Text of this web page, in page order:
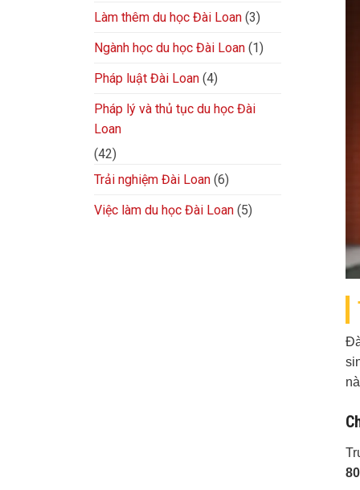
Làm thêm du học Đài Loan (3)
Ngành học du học Đài Loan (1)
Pháp luật Đài Loan (4)
Pháp lý và thủ tục du học Đài
Loan
(42)
Trải nghiệm Đài Loan (6)
Việc làm du học Đài Loan (5)